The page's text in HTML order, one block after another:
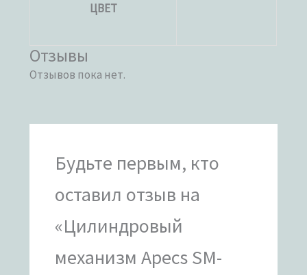
ЦВЕТ
Отзывы
Отзывов пока нет.
Будьте первым, кто
оставил отзыв на
«Цилиндровый
механизм Apecs SM-